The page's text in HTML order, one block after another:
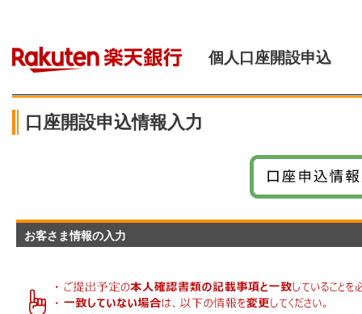
個人口座開設申込
口座開設申込情報入力
お客さま情報の入力